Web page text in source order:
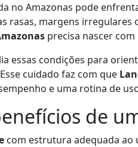
no Amazonas pode
rasas, margens irregulares
precisa nascer
essas condições para
cuidado faz com que
e uma rotina de
de
com estrutura adequada ao